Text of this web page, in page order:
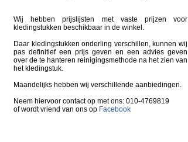
Wij hebben prijslijsten met vaste prijzen voor
kledingstukken beschikbaar in de winkel.
Daar kledingstukken onderling verschillen, kunnen wij
pas definitief een prijs geven en een advies geven
over de te hanteren reinigingsmethode na het zien van
het kledingstuk.
Maandelijks hebben wij verschillende aanbiedingen.
Neem hiervoor contact op met ons: 010-4769819
of wordt vriend van ons op Facebook